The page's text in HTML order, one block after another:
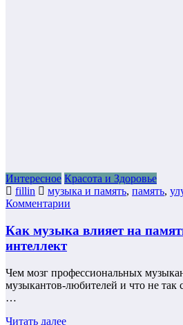
Интересное Красота и Здоровье
fillin
музыка и память, память,
Комментарии
Как музыка влияет на
интеллект
Чем мозг профессиональных
музыкантов-любителей и что не
…
Читать далее